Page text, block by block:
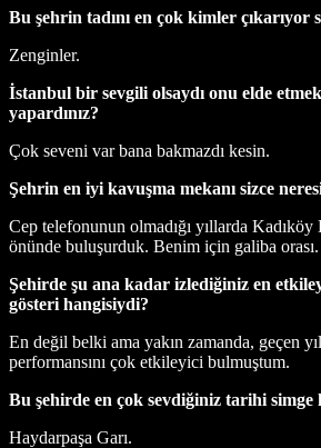
Bu şehrin tadını en çok kimler çıkarıyor
Zenginler.
İstanbul bir sevgili olsaydı onu elde
yapardınız?
Çok seveni var bana bakmazdı kesin.
Şehrin en iyi kavuşma mekanı sizce
Cep telefonunun olmadığı yıllarda
önünde buluşurduk. Benim için galiba orası.
Şehirde şu ana kadar izlediğiniz en
gösteri hangisiydi?
En değil belki ama yakın zamanda, geçen
performansını çok etkileyici bulmuştum.
Bu şehirde en çok sevdiğiniz tarihi simge
Haydarpaşa Garı.